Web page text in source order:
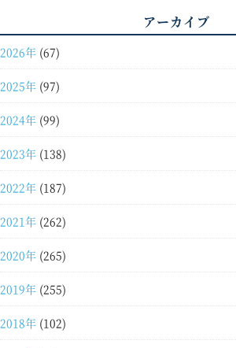
アーカイブ
2026年 (67)
2025年 (97)
2024年 (99)
2023年 (138)
2022年 (187)
2021年 (262)
2020年 (265)
2019年 (255)
2018年 (102)